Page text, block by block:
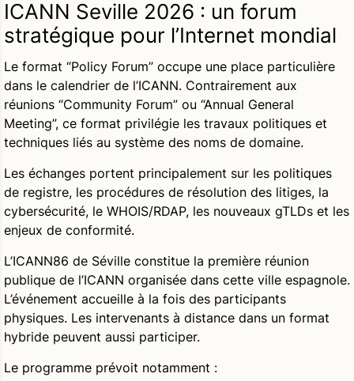
ICANN Seville 2026 : un forum
stratégique pour l’Internet mondial
Le format “Policy Forum” occupe une place particulière
dans le calendrier de l’ICANN. Contrairement aux
réunions “Community Forum” ou “Annual General
Meeting”, ce format privilégie les travaux politiques et
techniques liés au système des noms de domaine.
Les échanges portent principalement sur les politiques
de registre, les procédures de résolution des litiges, la
cybersécurité, le WHOIS/RDAP, les nouveaux gTLDs et les
enjeux de conformité.
L’ICANN86 de Séville constitue la première réunion
publique de l’ICANN organisée dans cette ville espagnole.
L’événement accueille à la fois des participants
physiques. Les intervenants à distance dans un format
hybride peuvent aussi participer.
Le programme prévoit notamment :